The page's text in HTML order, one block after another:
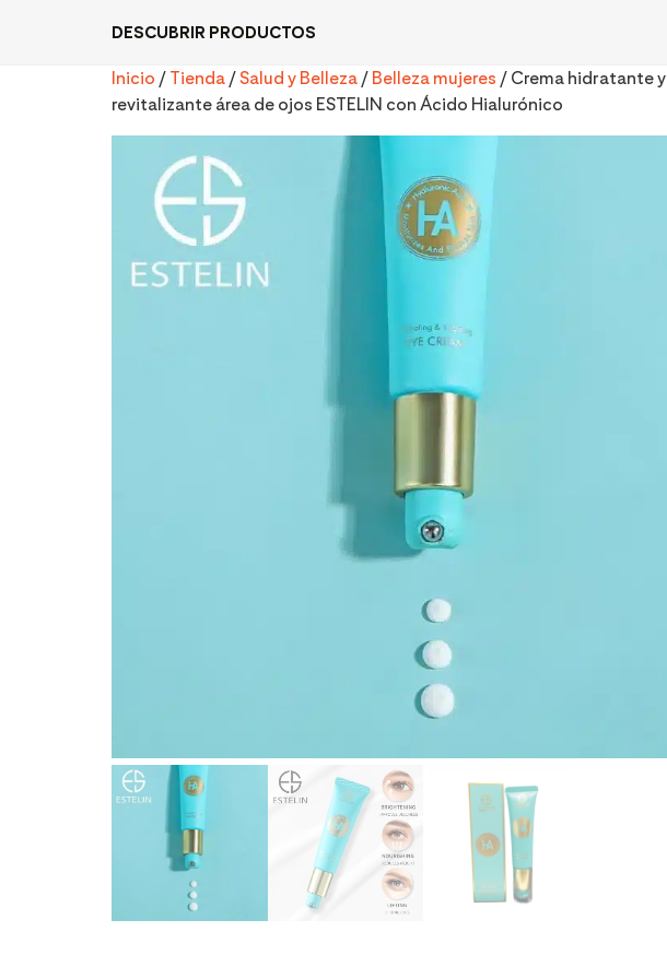
DESCUBRIR PRODUCTOS
Inicio / Tienda /Salud y Belleza / Belleza mujeres / Crema hidratante y
revitalizante área de ojos ESTELIN con Ácido Hialurónico